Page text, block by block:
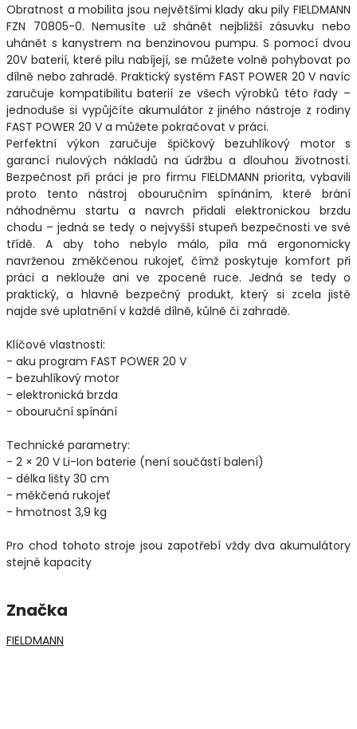
Obratnost a mobilita jsou největšími klady aku pily FIELDMANN
FZN 70805-0. Nemusíte už shánět nejbližší zásuvku nebo
uhánět s kanystrem na benzinovou pumpu. S pomocí dvou
20V baterií, které pilu nabíjejí, se můžete volně pohybovat po
dílně nebo zahradě. Praktický systém FAST POWER 20 V navíc
zaručuje kompatibilitu baterií ze všech výrobků této řady –
jednoduše si vypůjčíte akumulátor z jiného nástroje z rodiny
FAST POWER 20 V a můžete pokračovat v práci.
Perfektní výkon zaručuje špičkový bezuhlíkový motor s
garancí nulových nákladů na údržbu a dlouhou životností.
Bezpečnost při práci je pro firmu FIELDMANN priorita, vybavili
proto tento nástroj obouručním spínáním, které brání
náhodnému startu a navrch přidali elektronickou brzdu
chodu – jedná se tedy o nejvyšší stupeň bezpečnosti ve své
třídě. A aby toho nebylo málo, pila má ergonomicky
navrženou změkčenou rukojeť, čímž poskytuje komfort při
práci a neklouže ani ve zpocené ruce. Jedná se tedy o
praktický, a hlavně bezpečný produkt, který si zcela jistě
najde své uplatnění v každé dílně, kůlně či zahradě.
Klíčové vlastnosti:
- aku program FAST POWER 20 V
- bezuhlíkový motor
- elektronická brzda
- obouruční spínání
Technické parametry:
- 2 × 20 V Li-Ion baterie (není součástí balení)
- délka lišty 30 cm
- měkčená rukojeť
- hmotnost 3,9 kg
Pro chod tohoto stroje jsou zapotřebí vždy dva akumulátory
stejné kapacity
Značka
FIELDMANN